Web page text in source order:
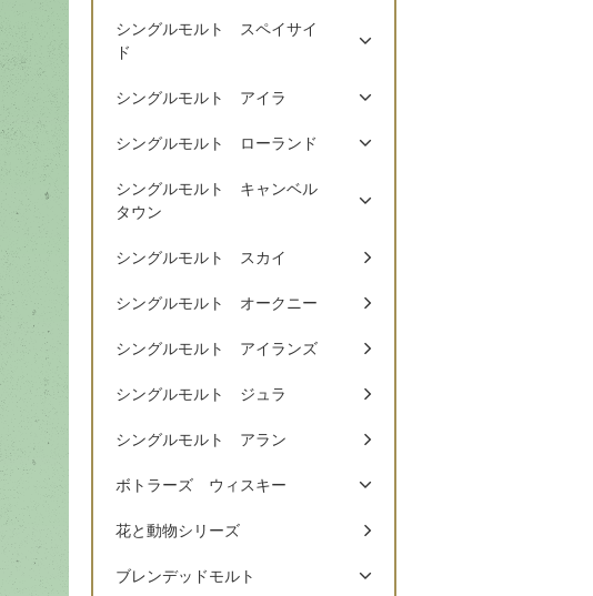
シングルモルト スペイサイ
ド
シングルモルト アイラ
シングルモルト ローランド
シングルモルト キャンベル
タウン
シングルモルト スカイ
シングルモルト オークニー
シングルモルト アイランズ
シングルモルト ジュラ
シングルモルト アラン
ボトラーズ ウィスキー
花と動物シリーズ
ブレンデッドモルト